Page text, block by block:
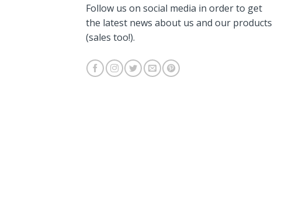
Follow us on social media in order to get
the latest news about us and our products
(sales too!).